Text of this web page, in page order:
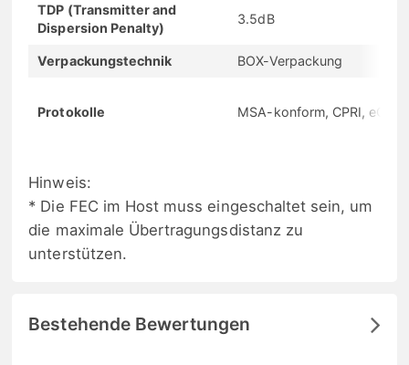
TDP (Transmitter and
Dispersion Penalty)
3.5dB
Verpackungstechnik BOX-Verpackung
Protokolle MSA-konform, CPRI, eCPRI
Hinweis:
* Die FEC im Host muss eingeschaltet sein, um
die maximale Übertragungsdistanz zu
unterstützen.
Bestehende Bewertungen